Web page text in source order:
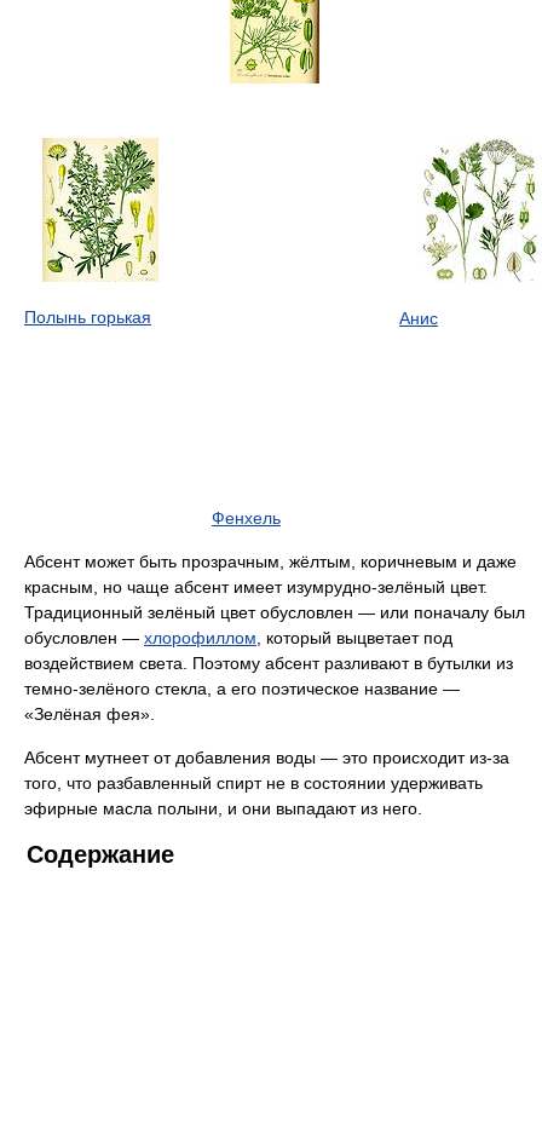
Полынь горькая
Фенхель
Анис
Абсент может быть прозрачным, жёлтым, коричневым и даже
красным, но чаще абсент имеет изумрудно-зелёный цвет.
Традиционный зелёный цвет обусловлен — или поначалу был
обусловлен — хлорофиллом , который выцветает под
воздействием света. Поэтому абсент разливают в бутылки из
темно-зелёного стекла, а его поэтическое название —
«Зелёная фея».
Абсент мутнеет от добавления воды — это происходит из-за
того, что разбавленный спирт не в состоянии удерживать
эфирные масла полыни, и они выпадают из него.
Содержание